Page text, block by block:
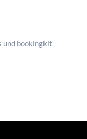
und bookingkit